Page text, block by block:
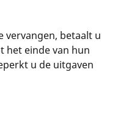
vervangen, betaalt u
het einde van hun
u de uitgaven